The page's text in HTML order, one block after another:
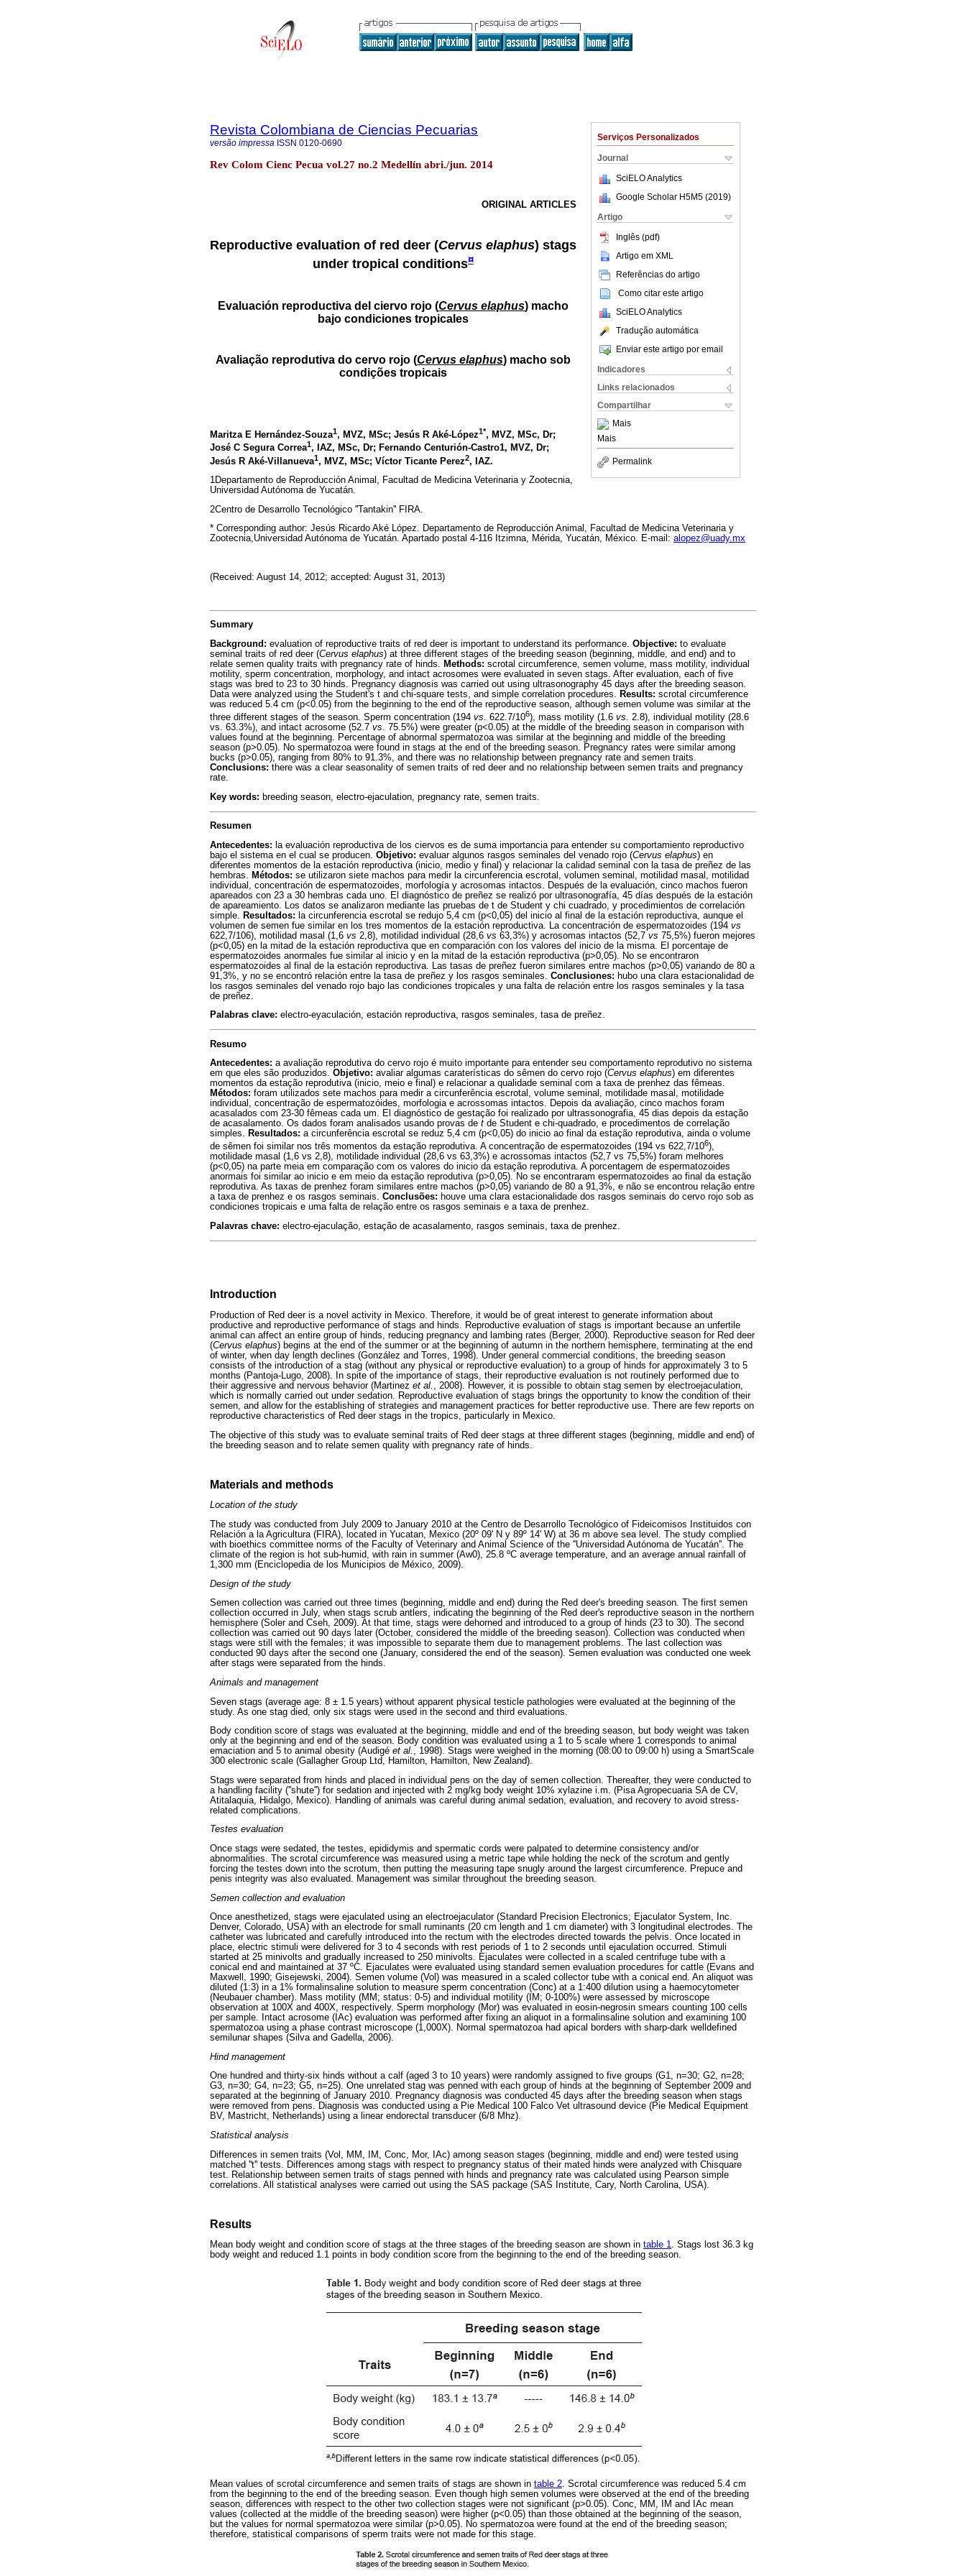
Serviços Personalizados
Journal
SciELO Analytics
Google Scholar H5M5 (2019)
Artigo
Inglês (pdf)
Artigo em XML
Referências do artigo
Como citar este artigo
SciELO Analytics
Tradução automática
Enviar este artigo por email
Indicadores
Links relacionados
Compartilhar
Mais
Mais
Permalink
Revista Colombiana de Ciencias Pecuarias
versão impressa ISSN 0120-0690
Rev Colom Cienc Pecua vol.27 no.2 Medellín abri./jun. 2014
ORIGINAL ARTICLES
Reproductive evaluation of red deer (Cervus elaphus) stags
under tropical conditions¤
Evaluación reproductiva del ciervo rojo (Cervus elaphus) macho
bajo condiciones tropicales
Avaliação reprodutiva do cervo rojo (Cervus elaphus) macho sob
condições tropicais
Maritza E Hernández-Souza1, MVZ, MSc; Jesús R Aké-López1*, MVZ, MSc, Dr;
José C Segura Correa1, IAZ, MSc, Dr; Fernando Centurión-Castro1, MVZ, Dr;
Jesús R Aké-Villanueva1, MVZ, MSc; Víctor Ticante Perez2, IAZ.
1Departamento de Reproducción Animal, Facultad de Medicina Veterinaria y Zootecnia,
Universidad Autónoma de Yucatán.
2Centro de Desarrollo Tecnológico ''Tantakin'' FIRA.
* Corresponding author: Jesús Ricardo Aké López. Departamento de Reproducción Animal, Facultad de Medicina Veterinaria y
Zootecnia,Universidad Autónoma de Yucatán. Apartado postal 4-116 Itzimna, Mérida, Yucatán, México. E-mail: alopez@uady.mx
(Received: August 14, 2012; accepted: August 31, 2013)
Summary
Background: evaluation of reproductive traits of red deer is important to understand its performance. Objective: to evaluate
seminal traits of red deer (Cervus elaphus) at three different stages of the breeding season (beginning, middle, and end) and to
relate semen quality traits with pregnancy rate of hinds. Methods: scrotal circumference, semen volume, mass motility, individual
motility, sperm concentration, morphology, and intact acrosomes were evaluated in seven stags. After evaluation, each of five
stags was bred to 23 to 30 hinds. Pregnancy diagnosis was carried out using ultrasonography 45 days after the breeding season.
Data were analyzed using the Student's t and chi-square tests, and simple correlation procedures. Results: scrotal circumference
was reduced 5.4 cm (p<0.05) from the beginning to the end of the reproductive season, although semen volume was similar at the
three different stages of the season. Sperm concentration (194 vs. 622.7/106), mass motility (1.6 vs. 2.8), individual motility (28.6
vs. 63.3%), and intact acrosome (52.7 vs. 75.5%) were greater (p<0.05) at the middle of the breeding season in comparison with
values found at the beginning. Percentage of abnormal spermatozoa was similar at the beginning and middle of the breeding
season (p>0.05). No spermatozoa were found in stags at the end of the breeding season. Pregnancy rates were similar among
bucks (p>0.05), ranging from 80% to 91.3%, and there was no relationship between pregnancy rate and semen traits.
Conclusions: there was a clear seasonality of semen traits of red deer and no relationship between semen traits and pregnancy
rate.
Key words: breeding season, electro-ejaculation, pregnancy rate, semen traits.
Resumen
Antecedentes: la evaluación reproductiva de los ciervos es de suma importancia para entender su comportamiento reproductivo
bajo el sistema en el cual se producen. Objetivo: evaluar algunos rasgos seminales del venado rojo (Cervus elaphus) en
diferentes momentos de la estación reproductiva (inicio, medio y final) y relacionar la calidad seminal con la tasa de preñez de las
hembras.
Métodos: se utilizaron siete machos para medir la circunferencia escrotal, volumen seminal, motilidad masal, motilidad
individual, concentración de espermatozoides, morfología y acrosomas intactos. Después de la evaluación, cinco machos fueron
apareados con 23 a 30 hembras cada uno. El diagnóstico de preñez se realizó por ultrasonografía, 45 días después de la estación
de apareamiento. Los datos se analizaron mediante las pruebas de t de Student y chi cuadrado, y procedimientos de correlación
simple.
Resultados: la circunferencia escrotal se redujo 5,4 cm (p<0,05) del inicio al final de la estación reproductiva, aunque el
volumen de semen fue similar en los tres momentos de la estación reproductiva. La concentración de espermatozoides (194 vs
622,7/106), motilidad masal (1,6 vs 2,8), motilidad individual (28,6 vs 63,3%) y acrosomas intactos (52,7 vs 75,5%) fueron mejores
(p<0,05) en la mitad de la estación reproductiva que en comparación con los valores del inicio de la misma. El porcentaje de
espermatozoides anormales fue similar al inicio y en la mitad de la estación reproductiva (p>0,05). No se encontraron
espermatozoides al final de la estación reproductiva. Las tasas de preñez fueron similares entre machos (p>0,05) variando de 80 a
91,3%, y no se encontró relación entre la tasa de preñez y los rasgos seminales. Conclusiones: hubo una clara estacionalidad de
los rasgos seminales del venado rojo bajo las condiciones tropicales y una falta de relación entre los rasgos seminales y la tasa
de preñez.
Palabras clave: electro-eyaculación, estación reproductiva, rasgos seminales, tasa de preñez.
Resumo
Antecedentes: a avaliação reprodutiva do cervo rojo é muito importante para entender seu comportamento reprodutivo no sistema
em que eles são produzidos. Objetivo: avaliar algumas caraterísticas do sêmen do cervo rojo (Cervus elaphus) em diferentes
momentos da estação reprodutiva (inicio, meio e final) e relacionar a qualidade seminal com a taxa de prenhez das fêmeas.
Métodos: foram utilizados sete machos para medir a circunferência escrotal, volume seminal, motilidade masal, motilidade
individual, concentração de espermatozóides, morfologia e acrossomas intactos. Depois da avaliação, cinco machos foram
acasalados com 23-30 fêmeas cada um. El diagnóstico de gestação foi realizado por ultrassonografia, 45 dias depois da estação
de acasalamento. Os dados foram analisados usando provas de t de Student e chi-quadrado, e procedimentos de correlação
simples. Resultados: a circunferência escrotal se reduz 5,4 cm (p<0,05) do inicio ao final da estação reprodutiva, ainda o volume
de sêmen foi similar nos três momentos da estação reprodutiva. A concentração de espermatozoides (194 vs 622,7/106),
motilidade masal (1,6 vs 2,8), motilidade individual (28,6 vs 63,3%) e acrossomas intactos (52,7 vs 75,5%) foram melhores
(p<0,05) na parte meia em comparação com os valores do inicio da estação reprodutiva. A porcentagem de espermatozoides
anormais foi similar ao inicio e em meio da estação reprodutiva (p>0,05). No se encontraram espermatozoides ao final da estação
reprodutiva. As taxas de prenhez foram similares entre machos (p>0,05) variando de 80 a 91,3%, e não se encontrou relação entre
a taxa de prenhez e os rasgos seminais. Conclusões: houve uma clara estacionalidade dos rasgos seminais do cervo rojo sob as
condiciones tropicais e uma falta de relação entre os rasgos seminais e a taxa de prenhez.
Palavras chave: electro-ejaculação, estação de acasalamento, rasgos seminais, taxa de prenhez.
Introduction
Production of Red deer is a novel activity in Mexico. Therefore, it would be of great interest to generate information about
productive and reproductive performance of stags and hinds. Reproductive evaluation of stags is important because an unfertile
animal can affect an entire group of hinds, reducing pregnancy and lambing rates (Berger, 2000). Reproductive season for Red deer
(Cervus elaphus) begins at the end of the summer or at the beginning of autumn in the northern hemisphere, terminating at the end
of winter, when day length declines (González and Torres, 1998). Under general commercial conditions, the breeding season
consists of the introduction of a stag (without any physical or reproductive evaluation) to a group of hinds for approximately 3 to 5
months (Pantoja-Lugo, 2008). In spite of the importance of stags, their reproductive evaluation is not routinely performed due to
their aggressive and nervous behavior (Martinez et al. , 2008). However, it is possible to obtain stag semen by electroejaculation,
which is normally carried out under sedation. Reproductive evaluation of stags brings the opportunity to know the condition of their
semen, and allow for the establishing of strategies and management practices for better reproductive use. There are few reports on
reproductive characteristics of Red deer stags in the tropics, particularly in Mexico.
The objective of this study was to evaluate seminal traits of Red deer stags at three different stages (beginning, middle and end) of
the breeding season and to relate semen quality with pregnancy rate of hinds.
Materials and methods
Location of the study
The study was conducted from July 2009 to January 2010 at the Centro de Desarrollo Tecnológico of Fideicomisos Instituidos con
Relación a la Agricultura (FIRA), located in Yucatan, Mexico (20º 09' N y 89º 14' W) at 36 m above sea level. The study complied
with bioethics committee norms of the Faculty of Veterinary and Animal Science of the ''Universidad Autónoma de Yucatán''. The
climate of the region is hot sub-humid, with rain in summer (Aw0), 25.8 ºC average temperature, and an average annual rainfall of
1,300 mm (Enciclopedia de los Municipios de México, 2009).
Design of the study
Semen collection was carried out three times (beginning, middle and end) during the Red deer's breeding season. The first semen
collection occurred in July, when stags scrub antlers, indicating the beginning of the Red deer's reproductive season in the northern
hemisphere (Soler and Cseh, 2009). At that time, stags were dehorned and introduced to a group of hinds (23 to 30). The second
collection was carried out 90 days later (October, considered the middle of the breeding season). Collection was conducted when
stags were still with the females; it was impossible to separate them due to management problems. The last collection was
conducted 90 days after the second one (January, considered the end of the season). Semen evaluation was conducted one week
after stags were separated from the hinds.
Animals and management
Seven stags (average age: 8 ± 1.5 years) without apparent physical testicle pathologies were evaluated at the beginning of the
study. As one stag died, only six stags were used in the second and third evaluations.
Body condition score of stags was evaluated at the beginning, middle and end of the breeding season, but body weight was taken
only at the beginning and end of the season. Body condition was evaluated using a 1 to 5 scale where 1 corresponds to animal
emaciation and 5 to animal obesity (Audigé et al. , 1998). Stags were weighed in the morning (08:00 to 09:00 h) using a SmartScale
300 electronic scale (Gallagher Group Ltd, Hamilton, Hamilton, New Zealand).
Stags were separated from hinds and placed in individual pens on the day of semen collection. Thereafter, they were conducted to
a handling facility (''shute'') for sedation and injected with 2 mg/kg body weight 10% xylazine i.m. (Pisa Agropecuaria SA de CV,
Atitalaquia, Hidalgo, Mexico). Handling of animals was careful during animal sedation, evaluation, and recovery to avoid stress-
related complications.
Testes evaluation
Once stags were sedated, the testes, epididymis and spermatic cords were palpated to determine consistency and/or
abnormalities. The scrotal circumference was measured using a metric tape while holding the neck of the scrotum and gently
forcing the testes down into the scrotum, then putting the measuring tape snugly around the largest circumference. Prepuce and
penis integrity was also evaluated. Management was similar throughout the breeding season.
Semen collection and evaluation
Once anesthetized, stags were ejaculated using an electroejaculator (Standard Precision Electronics; Ejaculator System, Inc.
Denver, Colorado, USA) with an electrode for small ruminants (20 cm length and 1 cm diameter) with 3 longitudinal electrodes. The
catheter was lubricated and carefully introduced into the rectum with the electrodes directed towards the pelvis. Once located in
place, electric stimuli were delivered for 3 to 4 seconds with rest periods of 1 to 2 seconds until ejaculation occurred. Stimuli
started at 25 minivolts and gradually increased to 250 minivolts. Ejaculates were collected in a scaled centrifuge tube with a
conical end and maintained at 37 ºC. Ejaculates were evaluated using standard semen evaluation procedures for cattle (Evans and
Maxwell, 1990; Gisejewski, 2004). Semen volume (Vol) was measured in a scaled collector tube with a conical end. An aliquot was
diluted (1:3) in a 1% formalinsaline solution to measure sperm concentration (Conc) at a 1:400 dilution using a haemocytometer
(Neubauer chamber). Mass motility (MM; status: 0-5) and individual motility (IM; 0-100%) were assessed by microscope
observation at 100X and 400X, respectively. Sperm morphology (Mor) was evaluated in eosin-negrosin smears counting 100 cells
per sample. Intact acrosome (IAc) evaluation was performed after fixing an aliquot in a formalinsaline solution and examining 100
spermatozoa using a phase contrast microscope (1,000X). Normal spermatozoa had apical borders with sharp-dark welldefined
semilunar shapes (Silva and Gadella, 2006).
Hind management
One hundred and thirty-six hinds without a calf (aged 3 to 10 years) were randomly assigned to five groups (G1, n=30; G2, n=28;
G3, n=30; G4, n=23; G5, n=25). One unrelated stag was penned with each group of hinds at the beginning of September 2009 and
separated at the beginning of January 2010. Pregnancy diagnosis was conducted 45 days after the breeding season when stags
were removed from pens. Diagnosis was conducted using a Pie Medical 100 Falco Vet ultrasound device (Pie Medical Equipment
BV, Mastricht, Netherlands) using a linear endorectal transducer (6/8 Mhz).
Statistical analysis
Differences in semen traits (Vol, MM, IM, Conc, Mor, IAc) among season stages (beginning, middle and end) were tested using
matched ''t'' tests. Differences among stags with respect to pregnancy status of their mated hinds were analyzed with Chisquare
test. Relationship between semen traits of stags penned with hinds and pregnancy rate was calculated using Pearson simple
correlations. All statistical analyses were carried out using the SAS package (SAS Institute, Cary, North Carolina, USA).
Results
Mean body weight and condition score of stags at the three stages of the breeding season are shown in table 1. Stags lost 36.3 kg
body weight and reduced 1.1 points in body condition score from the beginning to the end of the breeding season.
Mean values of scrotal circumference and semen traits of stags are shown in table 2 . Scrotal circumference was reduced 5.4 cm
from the beginning to the end of the breeding season. Even though high semen volumes were observed at the end of the breeding
season, differences with respect to the other two collection stages were not significant (p>0.05). Conc, MM, IM and IAc mean
values (collected at the middle of the breeding season) were higher (p<0.05) than those obtained at the beginning of the season,
but the values for normal spermatozoa were similar (p>0.05). No spermatozoa were found at the end of the breeding season;
therefore, statistical comparisons of sperm traits were not made for this stage.